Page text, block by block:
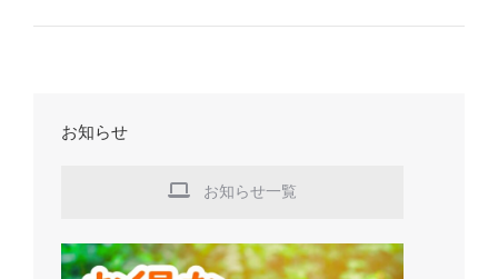
お知らせ
お知らせ一覧